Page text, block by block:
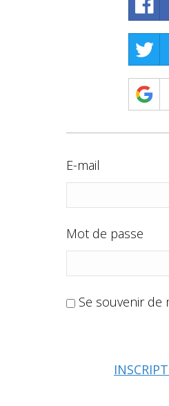
E-mail
Mot de passe
Se souvenir de